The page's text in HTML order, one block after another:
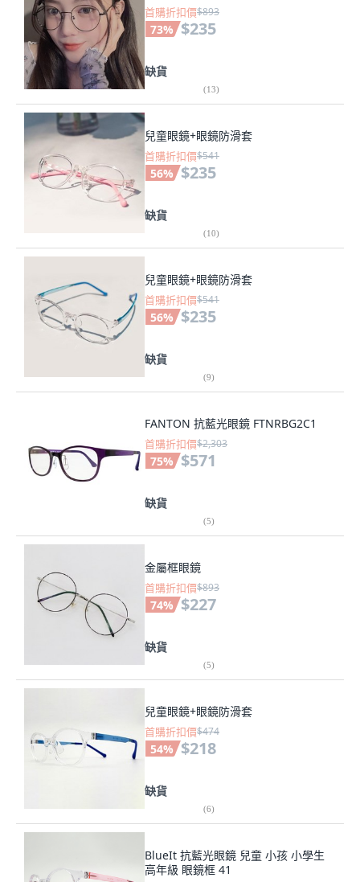
首購折扣價$893
73% $235
缺貨
(13)
兒童眼鏡+眼鏡防滑套
首購折扣價$541
56% $235
缺貨
(10)
兒童眼鏡+眼鏡防滑套
首購折扣價$541
56% $235
缺貨
(9)
FANTON 抗藍光眼鏡 FTNRBG2C1
首購折扣價$2,303
75% $571
缺貨
(5)
金屬框眼鏡
首購折扣價$893
74% $227
缺貨
(5)
兒童眼鏡+眼鏡防滑套
首購折扣價$474
54% $218
缺貨
(6)
BlueIt 抗藍光眼鏡 兒童 小孩 小學生
高年級 眼鏡框 41